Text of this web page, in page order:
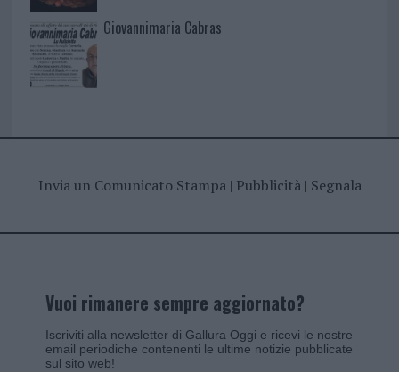
Giovannimaria Cabras
Invia un Comunicato Stampa| Pubblicità| Segnala
Vuoi rimanere sempre aggiornato?
Iscriviti alla newsletter di Gallura Oggi e ricevi le nostre
email periodiche contenenti le ultime notizie pubblicate
sul sito web!